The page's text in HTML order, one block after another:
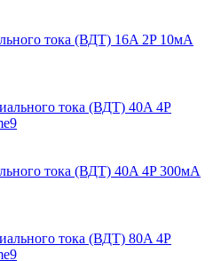
тока (ВДТ) 16A 2P 10мА
тока (ВДТ) 40A 4P 300мА